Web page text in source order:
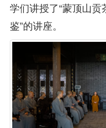
学们讲授了“蒙顶山
鉴”的讲座。